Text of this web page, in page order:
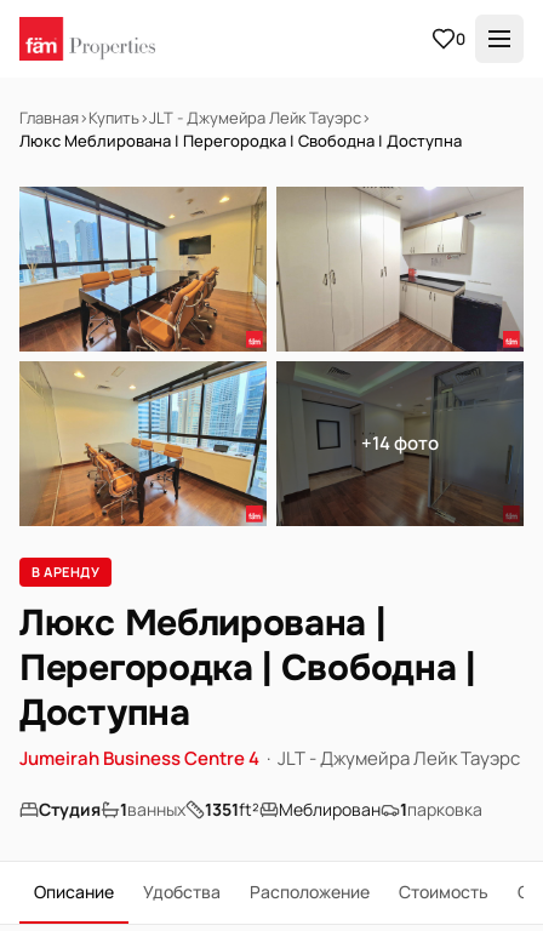
0
Главная›Купить›JLT - Джумейра Лейк Тауэрс›
Люкс Меблирована | Перегородка | Свободна | Доступна
В АРЕНДУ Готов к заселению
+14 фото
В АРЕНДУ
Люкс Меблирована |
Перегородка | Свободна |
Доступна
Jumeirah Business Centre 4 · JLT - Джумейра Лейк Тауэрс
Студия 1ванных 1351ft² Меблирован 1парковка
Описание Удобства Расположение Стоимость О